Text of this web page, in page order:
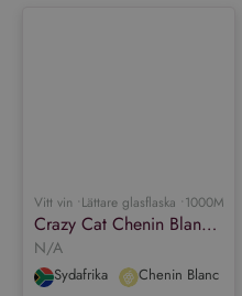
Vitt vin •Lättare glasflaska •1000ML •
Crazy Cat Chenin Blanc & Muscat
N/A
Sydafrika Chenin Blanc